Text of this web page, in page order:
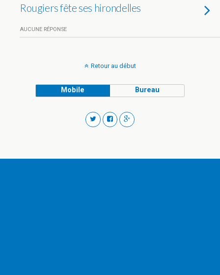
Rougiers fête ses hirondelles
AUCUNE RÉPONSE
Retour au début
Mobile Bureau